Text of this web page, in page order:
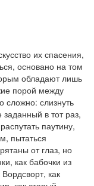
их спасения,
основано на том
обладают лишь
порой между
сложно: слизнуть
в тот раз,
паутину,
пытаться
от глаз, но
как бабочки из
как